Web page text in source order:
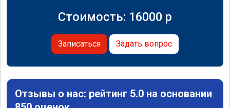
Стоимость: 16000 p
Записаться Задать вопрос
Отзывы о нас: рейтинг 5.0 на основании